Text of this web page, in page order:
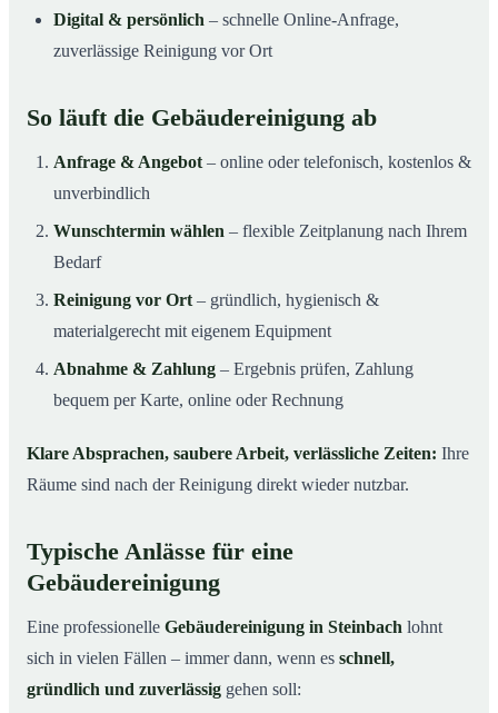
Digital & persönlich – schnelle Online-Anfrage,
zuverlässige Reinigung vor Ort
So läuft die Gebäudereinigung ab
Anfrage & Angebot – online oder telefonisch, kostenlos &
unverbindlich
Wunschtermin wählen – flexible Zeitplanung nach Ihrem
Bedarf
Reinigung vor Ort – gründlich, hygienisch &
materialgerecht mit eigenem Equipment
Abnahme & Zahlung – Ergebnis prüfen, Zahlung
bequem per Karte, online oder Rechnung
Klare Absprachen, saubere Arbeit, verlässliche Zeiten: Ihre
Räume sind nach der Reinigung direkt wieder nutzbar.
Typische Anlässe für eine
Gebäudereinigung
Eine professionelle Gebäudereinigung in Steinbach lohnt
sich in vielen Fällen – immer dann, wenn es schnell,
gründlich und zuverlässig gehen soll: